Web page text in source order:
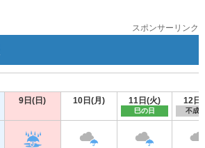
スポンサーリンク
9日(日) 10日(月) 11日(火)
巳の日
12日
不成